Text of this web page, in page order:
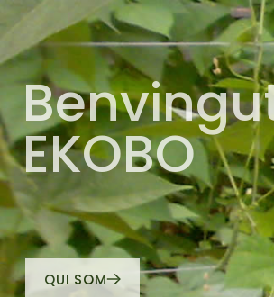
EKOBO
Ecològica
ALIMENTACIÓ ECOLÒGICA